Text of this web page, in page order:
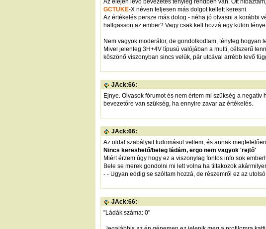
Az elején levő bevezetés tényleg rendben van. Ott
GCTUKE-X néven teljesen más dolgot kellett keresni.
Az értékelés persze más dolog - néha jó olvasni a korábbi
hallgasson az ember? Vagy csak kell hozzá egy külön
Nem vagyok moderátor, de gondolkodtam, tényleg
Mivel jelenleg 3H+4V típusú valójában a multi, célszerű
köszönő viszonyban sincs velük, pár utcával arrébb levő
JAck:66:
Ejnye. Olvasok fórumot és nem értem mi szükség a
bevezetőre van szükség, ha ennyire zavar az értékelés.
JAck:66:
Az oldal szabályait tudomásul vettem, és annak
Nincs kereshető/beteg ládám, ergo nem vagyok 'rejtő'
Miért érzem úgy hogy ez a viszonylag fontos info sok
Bele se merek gondolni mi lett volna ha tiltakozok
- - Ugyan eddig se szóltam hozzá, de részemről ez az
JAck:66:
"Ládák száma: 0"